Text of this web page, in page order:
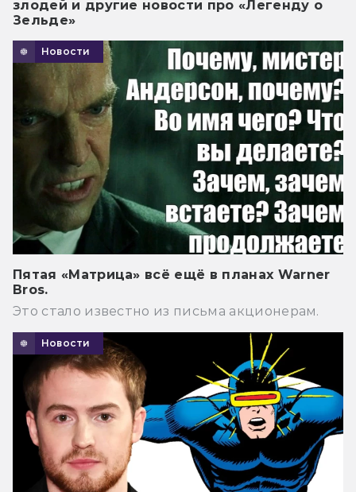
злодей и другие новости про «Легенду о
Зельде»
Новости
Пятая «Матрица» всё ещё в планах Warner
Bros.
Это стало известно из письма акционерам.
Новости